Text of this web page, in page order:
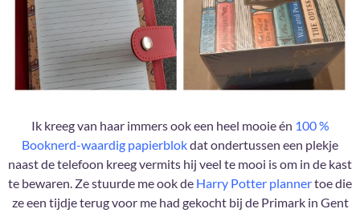
Ik kreeg van haar immers ook een heel mooie én 100 %
Booknerd-waardig papierblokdat ondertussen een plekje
naast de telefoon kreeg vermits hij veel te mooi is om in de kast
te bewaren. Ze stuurde me ook de Harry Potter plannertoe die
ze een tijdje terug voor me had gekocht bij de Primark in Gent